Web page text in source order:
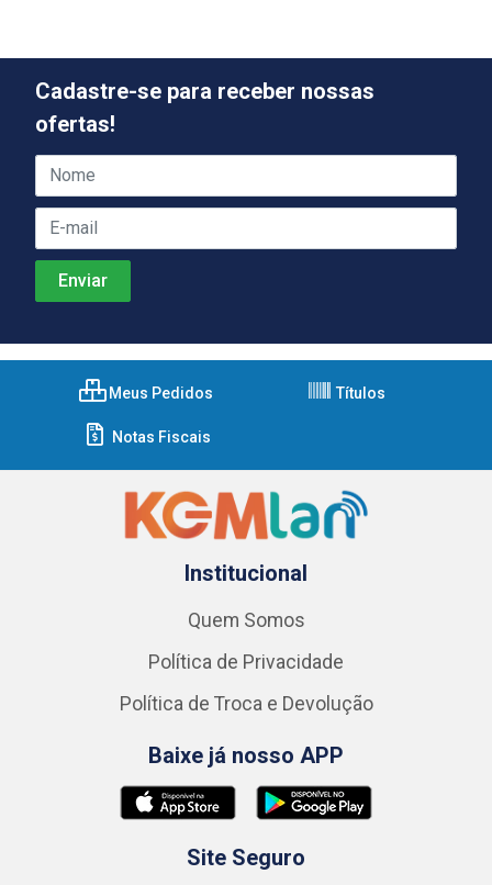
Cadastre-se para receber nossas
ofertas!
Meus Pedidos Títulos
Notas Fiscais
Institucional
Quem Somos
Política de Privacidade
Política de Troca e Devolução
Baixe já nosso APP
Site Seguro